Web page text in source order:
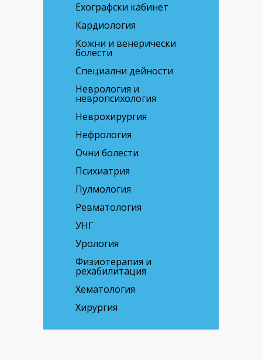
Ехографски кабинет
Кардиология
Кожни и венерически
болести
Специални дейности
Неврология и
невропсихология
Неврохирургия
Нефрология
Очни болести
Психиатрия
Пулмология
Ревматология
УНГ
Урология
Физиотерапия и
рехабилитация
Хематология
Хирургия